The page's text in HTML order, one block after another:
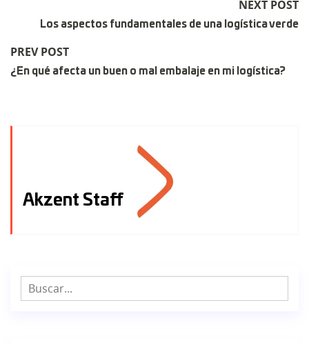
NEXT POST
Los aspectos fundamentales de una logística verde
PREV POST
¿En qué afecta un buen o mal embalaje en mi logística?
Akzent Staff